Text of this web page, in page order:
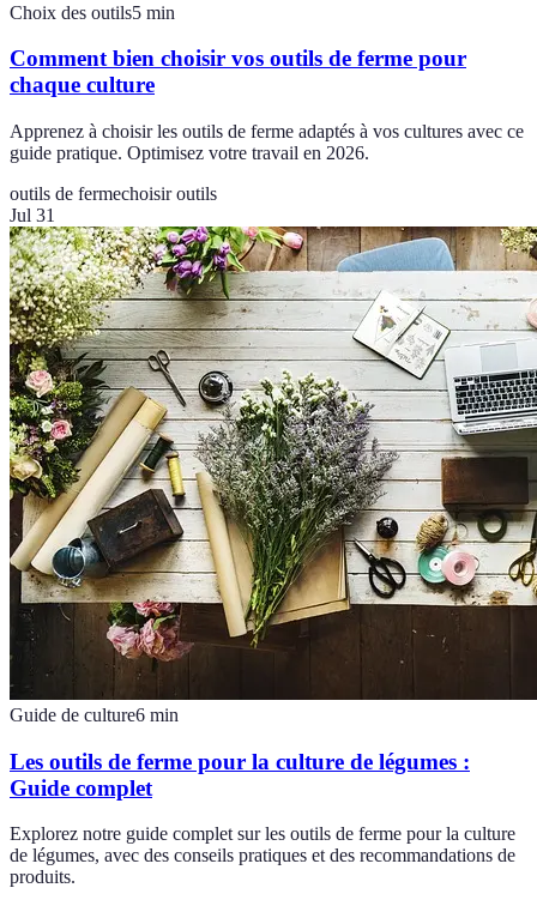
Choix des outils5 min
Comment bien choisir vos outils de ferme pour
chaque culture
Apprenez à choisir les outils de ferme adaptés à vos cultures avec ce
guide pratique. Optimisez votre travail en 2026.
outils de fermechoisir outils
Jul 31
Guide de culture6 min
Les outils de ferme pour la culture de légumes :
Guide complet
Explorez notre guide complet sur les outils de ferme pour la culture
de légumes, avec des conseils pratiques et des recommandations de
produits.